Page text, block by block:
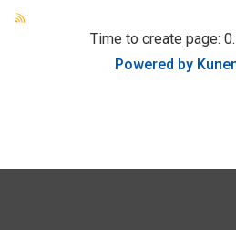
Time to create page:
Powered by